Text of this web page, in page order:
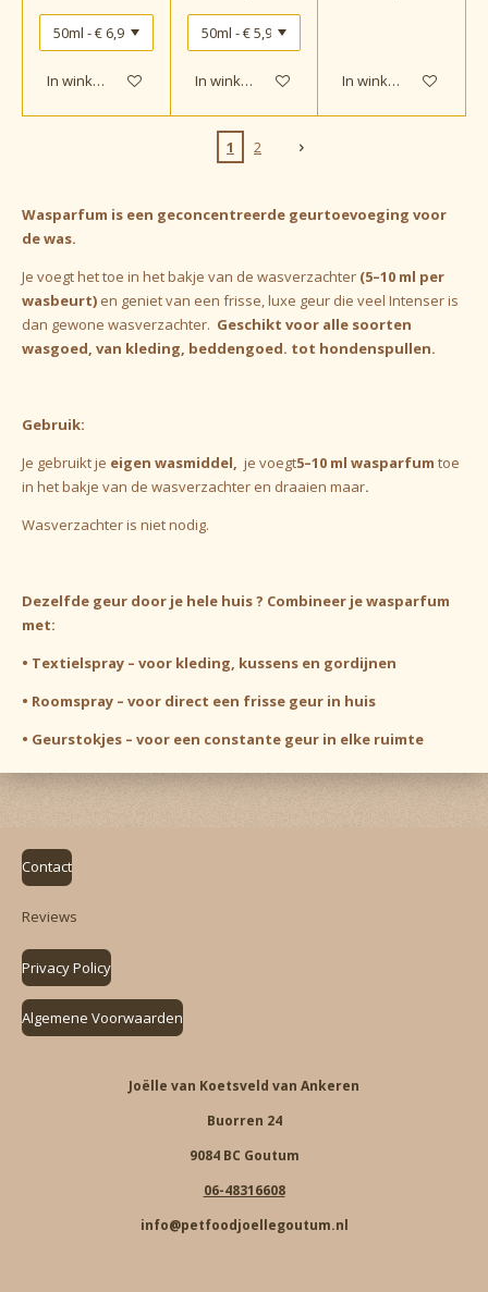
In winkelwagen In winkelwagen In winkelwagen
1 2
Wasparfum is een geconcentreerde geurtoevoeging voor
de was.
Je voegt het toe in het bakje van de wasverzachter (5–10 ml per
wasbeurt) en geniet van een frisse, luxe geur die veel Intenser is
dan gewone wasverzachter. Geschikt voor alle soorten
wasgoed, van kleding, beddengoed. tot hondenspullen.
Gebruik:
Je gebruikt je eigen wasmiddel, je voegt5–10 ml wasparfum toe
in het bakje van de wasverzachter en draaien maar.
Wasverzachter is niet nodig.
Dezelfde geur door je hele huis ? Combineer je wasparfum
met:
• Textielspray – voor kleding, kussens en gordijnen
• Roomspray – voor direct een frisse geur in huis
• Geurstokjes – voor een constante geur in elke ruimte
Contact
Reviews
Privacy Policy
Algemene Voorwaarden
Joëlle van Koetsveld van Ankeren
Buorren 24
9084 BC Goutum
06-48316608
info@petfoodjoellegoutum.nl